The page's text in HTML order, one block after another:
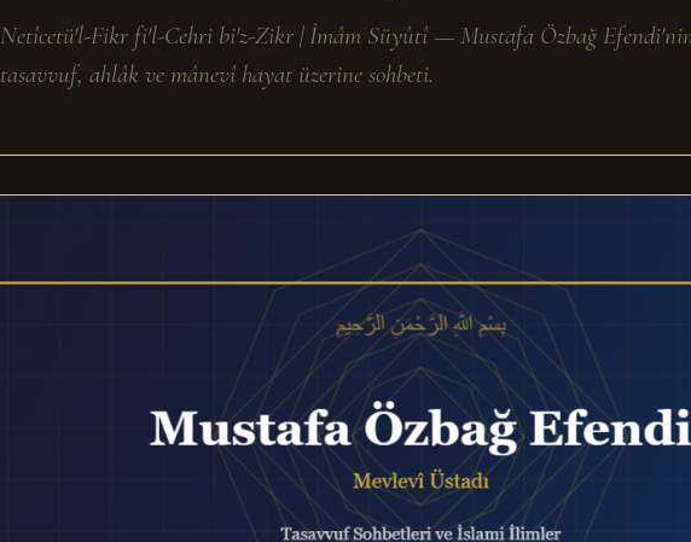
Netîcetü'l-Fikr fi'l-Cehri bi'z-Zikr | İmâm Süyûtî — Mustafa Özbağ
tasavvuf, ahlâk ve mânevî hayat üzerine sohbeti.